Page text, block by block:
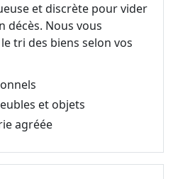
et discrète pour vider
décès. Nous vous
tri des biens selon vos
et objets
agréée